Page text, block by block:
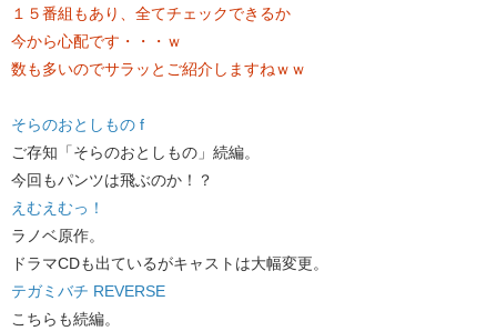
１５番組もあり、全てチェックできるか
今から心配です・・・ｗ
数も多いのでサラッとご紹介しますねｗｗ
そらのおとしもの f
ご存知「そらのおとしもの」続編。
今回もパンツは飛ぶのか！？
えむえむっ！
ラノベ原作。
ドラマCDも出ているがキャストは大幅変更。
テガミバチ REVERSE
こちらも続編。